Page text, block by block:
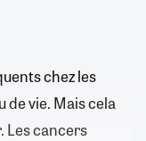
chez les
de vie. Mais cela
Les cancers